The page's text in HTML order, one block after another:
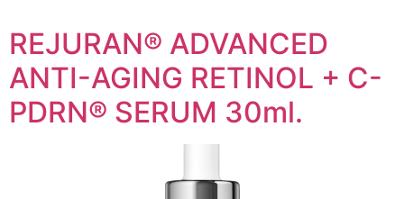
REJURAN® ADVANCED
ANTI-AGING RETINOL + C-
PDRN® SERUM 30ml.